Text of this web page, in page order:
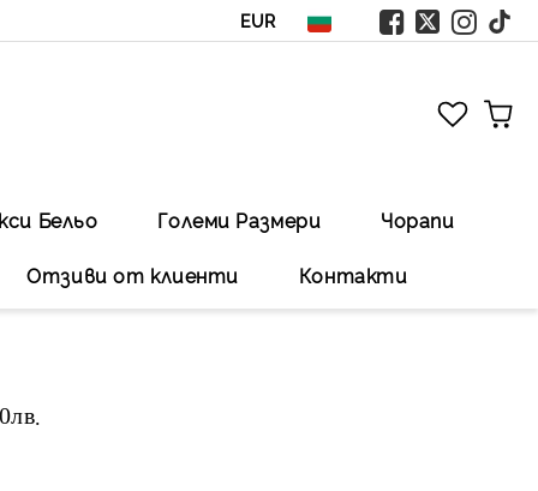
EUR
Бельо Големи Размери Чорапи
Отзиви от клиенти Контакти
.Безплатна доставка със